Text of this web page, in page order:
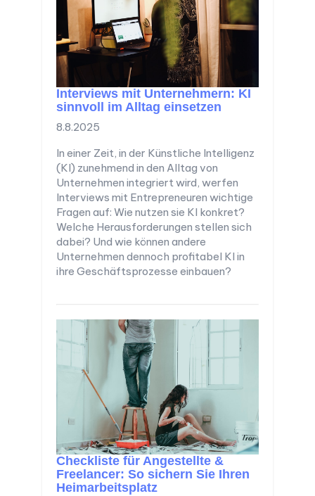
Interviews mit Unternehmern: KI
sinnvoll im Alltag einsetzen
8.8.2025
In einer Zeit, in der Künstliche Intelligenz
(KI) zunehmend in den Alltag von
Unternehmen integriert wird, werfen
Interviews mit Entrepreneuren wichtige
Fragen auf: Wie nutzen sie KI konkret?
Welche Herausforderungen stellen sich
dabei? Und wie können andere
Unternehmen dennoch profitabel KI in
ihre Geschäftsprozesse einbauen?
Checkliste für Angestellte &
Freelancer: So sichern Sie Ihren
Heimarbeitsplatz